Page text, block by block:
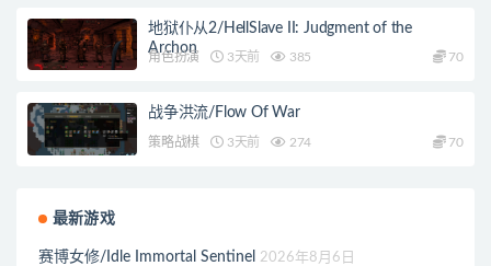
地狱仆从2/HellSlave II: Judgment of the
Archon
角色扮演 3天前 385 70
战争洪流/Flow Of War
策略战棋 3天前 274 70
最新游戏
赛博女修/Idle Immortal Sentinel 2026年8月6日